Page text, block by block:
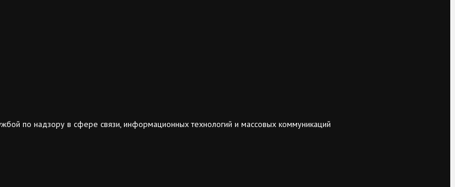
по надзору в сфере связи, информационных технологий и массовых коммуникаций